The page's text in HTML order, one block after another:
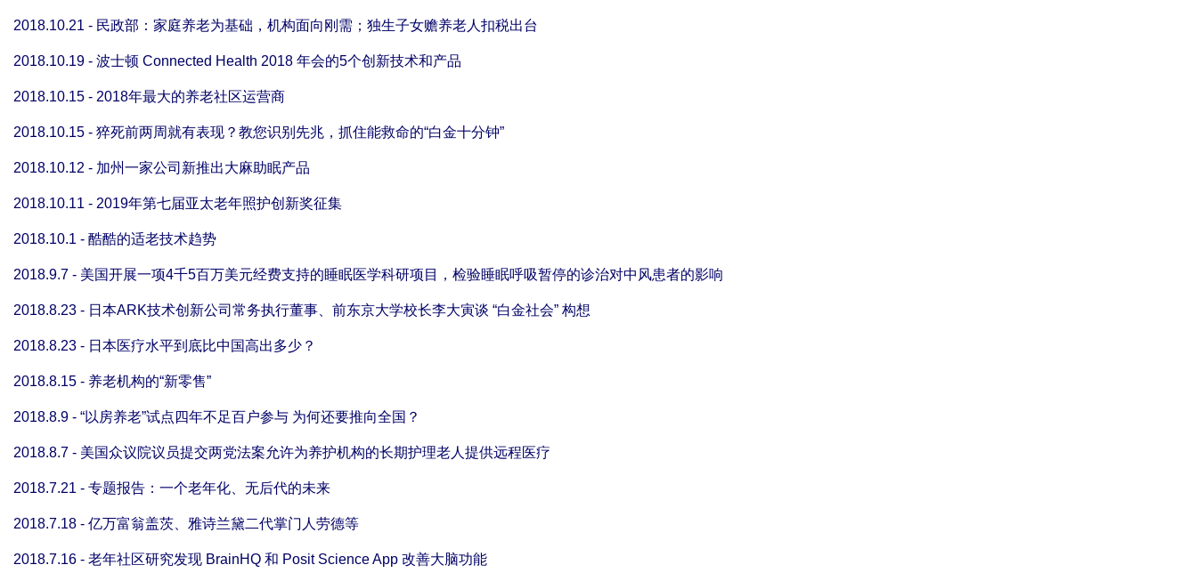
2018.10.21 - 民政部：家庭养老为基础，机构面向刚需；独生子女赡养老人扣税出台
2018.10.19 - 波士顿 Connected Health 2018 年会的5个创新技术和产品
2018.10.15 - 2018年最大的养老社区运营商
2018.10.15 - 猝死前两周就有表现？教您识别先兆，抓住能救命的“白金十分钟”
2018.10.12 - 加州一家公司新推出大麻助眠产品
2018.10.11 - 2019年第七届亚太老年照护创新奖征集
2018.10.1 - 酷酷的适老技术趋势
2018.9.7 - 美国开展一项4千5百万美元经费支持的睡眠医学科研项目，检验睡眠呼吸暂停的诊治对中风患者的影响
2018.8.23 - 日本ARK技术创新公司常务执行董事、前东京大学校长李大寅谈 “白金社会” 构想
2018.8.23 - 日本医疗水平到底比中国高出多少？
2018.8.15 - 养老机构的“新零售”
2018.8.9 - “以房养老”试点四年不足百户参与 为何还要推向全国？
2018.8.7 - 美国众议院议员提交两党法案允许为养护机构的长期护理老人提供远程医疗
2018.7.21 - 专题报告：一个老年化、无后代的未来
2018.7.18 - 亿万富翁盖茨、雅诗兰黛二代掌门人劳德等
2018.7.16 - 老年社区研究发现 BrainHQ 和 Posit Science App 改善大脑功能